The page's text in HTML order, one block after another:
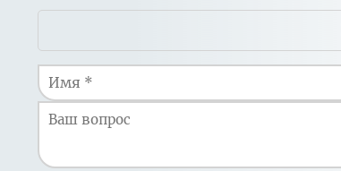
Мобильное
меню